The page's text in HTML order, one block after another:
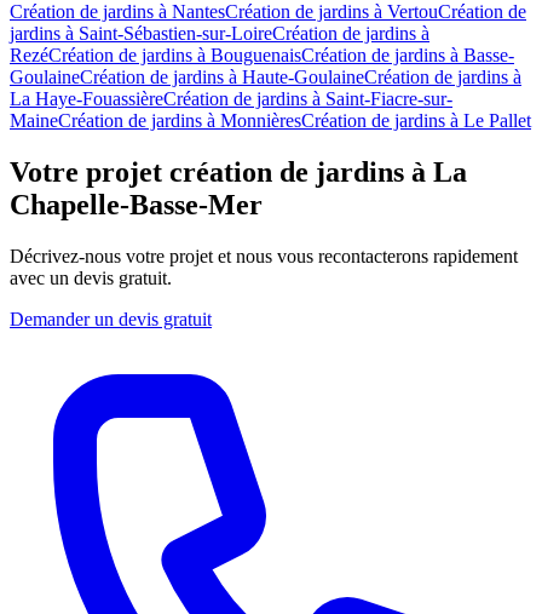
Création de jardins à NantesCréation de jardins à VertouCréation de
jardins à Saint-Sébastien-sur-LoireCréation de jardins à
RezéCréation de jardins à BouguenaisCréation de jardins à Basse-
GoulaineCréation de jardins à Haute-GoulaineCréation de jardins à
La Haye-FouassièreCréation de jardins à Saint-Fiacre-sur-
MaineCréation de jardins à MonnièresCréation de jardins à Le Pallet
Votre projet création de jardins à La
Chapelle-Basse-Mer
Décrivez-nous votre projet et nous vous recontacterons rapidement
avec un devis gratuit.
Demander un devis gratuit